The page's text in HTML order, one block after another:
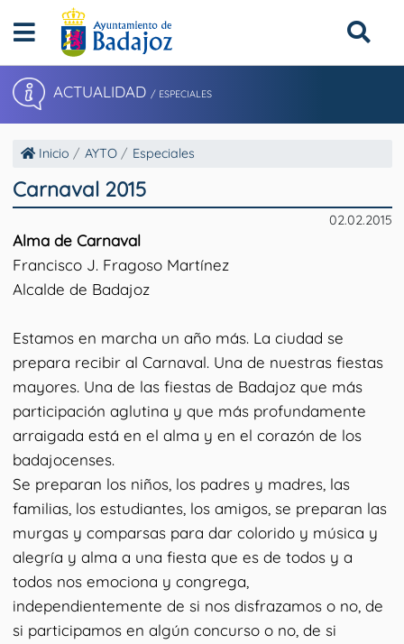
ACTUALIDAD / ESPECIALES
Inicio AYTO Especiales
Carnaval 2015
02.02.2015
Alma de Carnaval
Francisco J. Fragoso Martínez
Alcalde de Badajoz
Estamos en marcha un año más. La ciudad se
prepara recibir al Carnaval. Una de nuestras fiestas
mayores. Una de las fiestas de Badajoz que más
participación aglutina y que más profundamente
arraigada está en el alma y en el corazón de los
badajocenses.
Se preparan los niños, los padres y madres, las
familias, los estudiantes, los amigos, se preparan las
murgas y comparsas para dar colorido y música y
alegría y alma a una fiesta que es de todos y a
todos nos emociona y congrega,
independientemente de si nos disfrazamos o no, de
si participamos en algún concurso o no, de si